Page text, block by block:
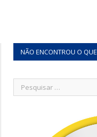
NÃO ENCONTROU O